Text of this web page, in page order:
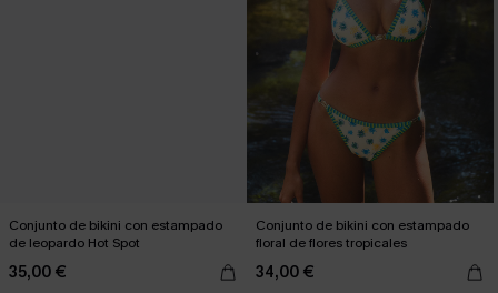
Conjunto de bikini con estampado
de leopardo Hot Spot
35,00 €
Conjunto de bikini con estampado
floral de flores tropicales
34,00 €